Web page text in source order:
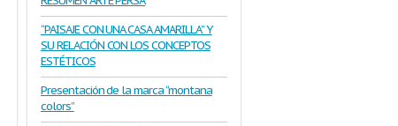
“PAISAJE CON UNA CASA AMARILLA” Y
SU RELACIÓN CON LOS CONCEPTOS
ESTÉTICOS
Presentación de la marca “montana
colors”